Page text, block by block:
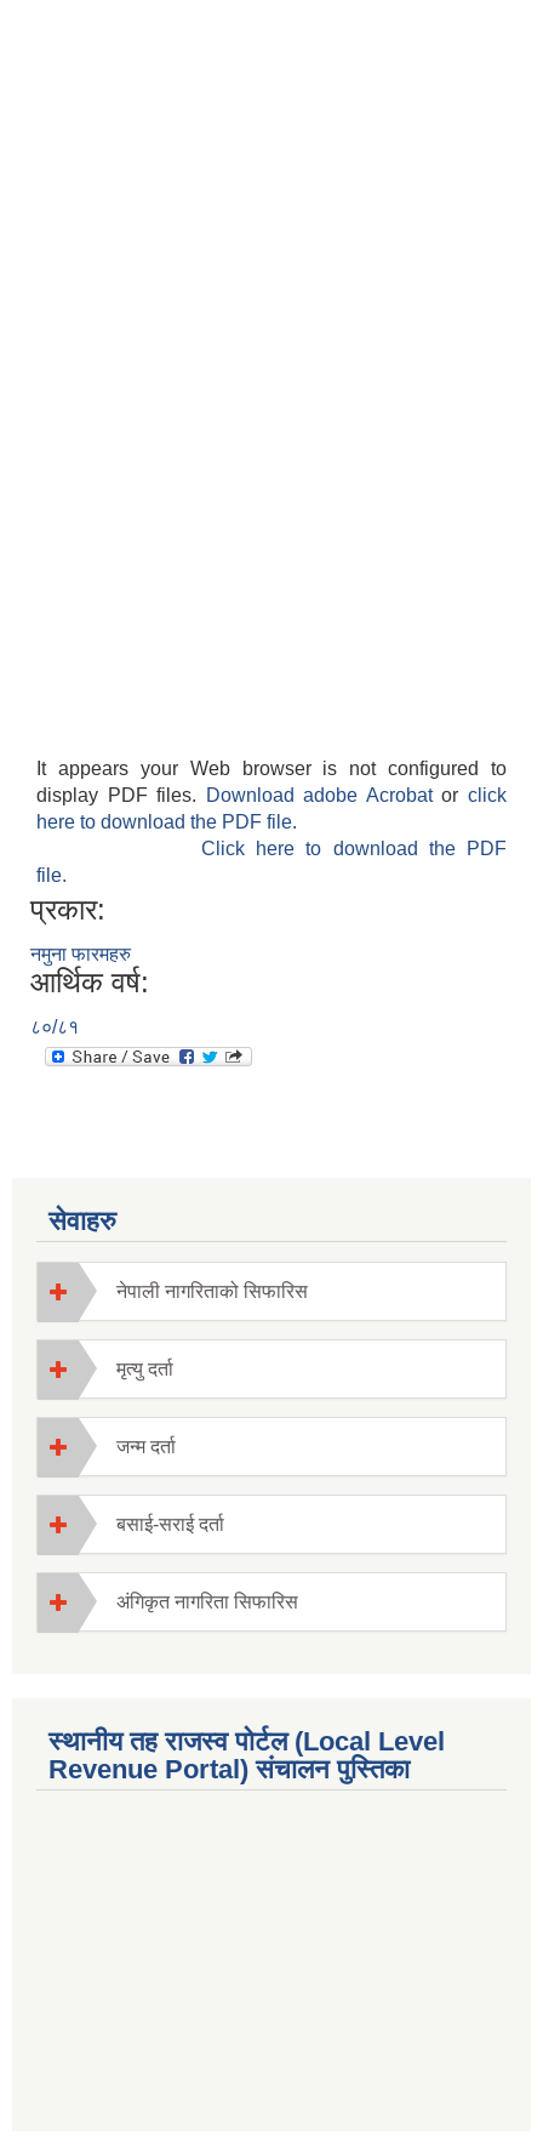
It appears your Web browser is not configured to
display PDF files.
Download adobe Acrobatorclick
here to download the PDF file.
Click here to download the PDF
file.
प्रकार:
नमुना फारमहरु
आर्थिक वर्ष:
८०/८१
सेवाहरु
नेपाली नागरिताको सिफारिस
मृत्यु दर्ता
जन्म दर्ता
बसाई-सराई दर्ता
अंगिकृत नागरिता सिफारिस
स्थानीय तह राजस्व पोर्टल (Local Level
Revenue Portal) संचालन पुस्तिका